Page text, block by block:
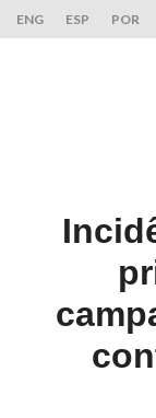
ENG ESP POR